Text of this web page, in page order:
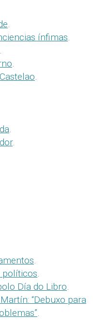
.
ínfimas.
.
.
.
.
.
.
políticos.
Día do Libro.
“Debuxo para
.